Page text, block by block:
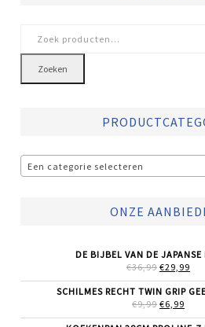
naar:
Zoeken
Een categorie selecteren
ONZE
DE BIJBEL VAN DE JAPANSE
€36,99
WAS:
€36,99.
€29,99
IS:
SCHILMES RECHT TWIN GRIP
€9,99 €6,99